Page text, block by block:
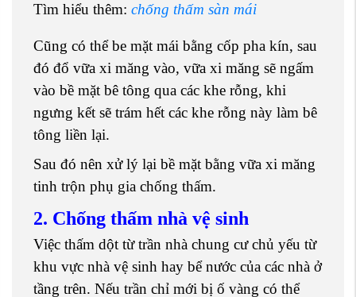
Tìm hiểu thêm: chống thấm sàn mái
Cũng có thể be mặt mái bằng cốp pha kín, sau
đó đổ vữa xi măng vào, vữa xi măng sẽ ngấm
vào bề mặt bê tông qua các khe rỗng, khi
ngưng kết sẽ trám hết các khe rỗng này làm bê
tông liền lại.
Sau đó nên xử lý lại bề mặt bằng vữa xi măng
tinh trộn phụ gia chống thấm.
2. Chống thấm nhà vệ sinh
Việc thấm dột từ trần nhà chung cư chủ yếu từ
khu vực nhà vệ sinh hay bể nước của các nhà ở
tầng trên. Nếu trần chỉ mới bị ố vàng có thể